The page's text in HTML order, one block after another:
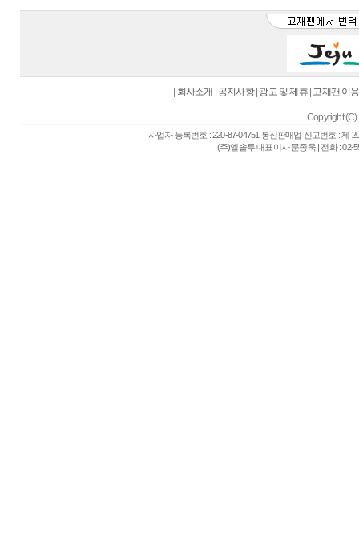
회사소개 공지사항| 광고 및 제휴| 고재팬 이
Copyright (C)
사업자 등록번호 : 220-87-04751 통신판매업 신고번호 : 제
(주)엘솔루 대표이사 문종욱 | 전화 : 02-